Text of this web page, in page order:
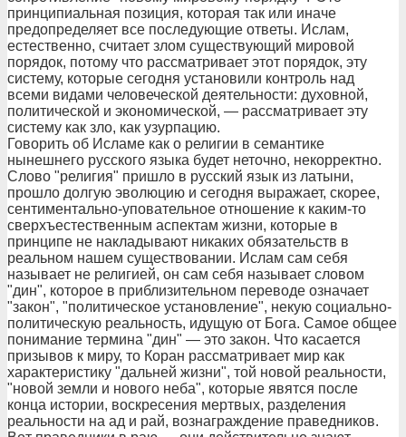
принципиальная позиция, которая так или иначе
предопределяет все последующие ответы. Ислам,
естественно, считает злом существующий мировой
порядок, потому что рассматривает этот порядок, эту
систему, которые сегодня установили контроль над
всеми видами человеческой деятельности: духовной,
политической и экономической, — рассматривает эту
систему как зло, как узурпацию.
Говорить об Исламе как о религии в семантике
нынешнего русского языка будет неточно, некорректно.
Слово "религия" пришло в русский язык из латыни,
прошло долгую эволюцию и сегодня выражает, скорее,
сентиментально-уповательное отношение к каким-то
сверхъестественным аспектам жизни, которые в
принципе не накладывают никаких обязательств в
реальном нашем существовании. Ислам сам себя
называет не религией, он сам себя называет словом
"дин", которое в приблизительном переводе означает
"закон", "политическое установление", некую социально-
политическую реальность, идущую от Бога. Самое общее
понимание термина "дин" — это закон. Что касается
призывов к миру, то Коран рассматривает мир как
характеристику "дальней жизни", той новой реальности,
"новой земли и нового неба", которые явятся после
конца истории, воскресения мертвых, разделения
реальности на ад и рай, вознаграждение праведников.